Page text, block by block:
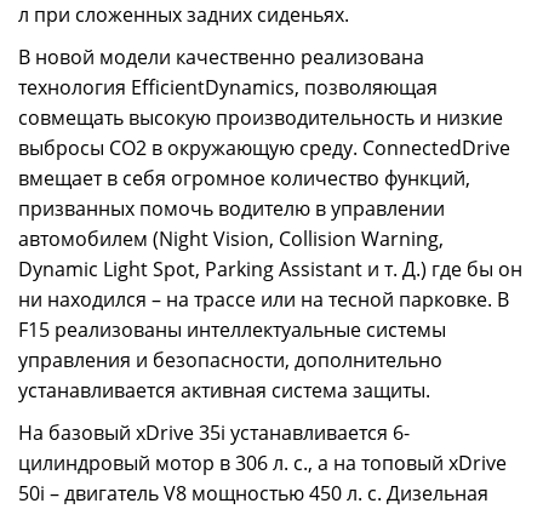
л при сложенных задних сиденьях.
В новой модели качественно реализована
технология EfficientDynamics, позволяющая
совмещать высокую производительность и низкие
выбросы CO2 в окружающую среду. ConnectedDrive
вмещает в себя огромное количество функций,
призванных помочь водителю в управлении
автомобилем (Night Vision, Collision Warning,
Dynamic Light Spot, Parking Assistant и т. Д.) где бы он
ни находился – на трассе или на тесной парковке. В
F15 реализованы интеллектуальные системы
управления и безопасности, дополнительно
устанавливается активная система защиты.
На базовый xDrive 35i устанавливается 6-
цилиндровый мотор в 306 л. с., а на топовый xDrive
50i – двигатель V8 мощностью 450 л. с. Дизельная